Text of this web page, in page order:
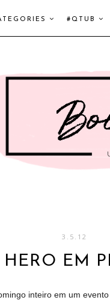
#QTUB
3.5.12
EM
inteiro em um